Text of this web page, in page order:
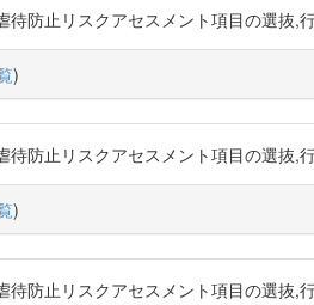
待防止リスクアセスメント項目の選
)
待防止リスクアセスメント項目の選
)
待防止リスクアセスメント項目の選